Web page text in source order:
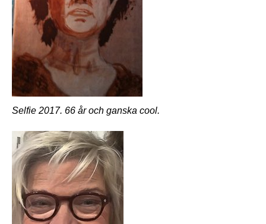
Selfie 2017. 66 år och ganska cool.